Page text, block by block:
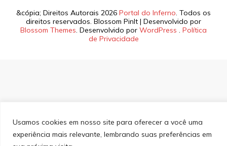
Usamos cookies em nosso site para oferecer a você uma
experiência mais relevante, lembrando suas preferências em
&cópia; Direitos Autorais 2026 Portal do Inferno. Todos os
direitos reservados. Blossom PinIt | Desenvolvido por
Blossom Themes. Desenvolvido por WordPress . Política
de Privacidade